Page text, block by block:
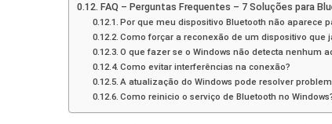
FAQ – Perguntas Frequentes – 7 Soluções para
Por que meu dispositivo Bluetooth não aparece
Como forçar a reconexão de um dispositivo que
O que fazer se o Windows não detecta nenhum
Como evitar interferências na conexão?
A atualização do Windows pode resolver
Como reinicio o serviço de Bluetooth no